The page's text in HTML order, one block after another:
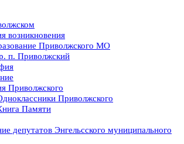
возникновения
Приволжского МО
п. Приволжский
Приволжского
Приволжского
Памяти
депутатов Энгельсского муниципального